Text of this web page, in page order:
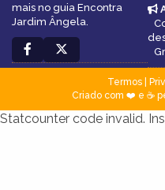
mais no guia Encontra
Jardim Ângela.
Termos|
Criado com ❤️ e ☕
Statcounter code invalid.